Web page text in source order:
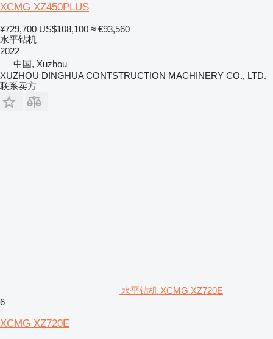
XCMG XZ450PLUS
¥729,700 US$108,100 ≈ €93,560
水平钻机
2022
中国, Xuzhou
XUZHOU DINGHUA CONTSTRUCTION MACHINERY CO., LTD.
联系卖方
水平钻机 XCMG XZ720E
6
XCMG XZ720E